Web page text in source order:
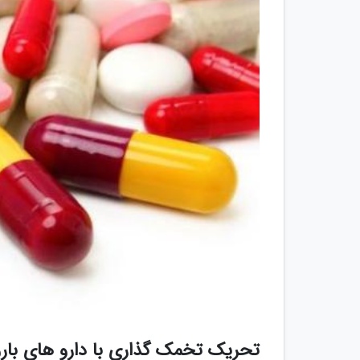
تحریک تخمک گذاری با دارو های